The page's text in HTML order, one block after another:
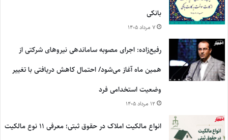
بانکی
۷ مرداد ۱۴۰۵
رفیع‌زاده: اجرای مصوبه ساماندهی نیروهای شرکتی از
همین ماه آغاز می‌شود/ احتمال کاهش دریافتی با تغییر
وضعیت استخدامی فرد
۱۲ مرداد ۱۴۰۵
انواع مالکیت املاک در حقوق ثبتی؛ معرفی ۱۱ نوع مالکیت